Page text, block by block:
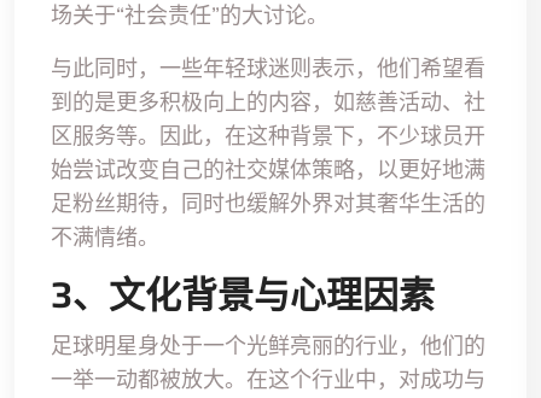
场关于“社会责任”的大讨论。
与此同时，一些年轻球迷则表示，他们希望看
到的是更多积极向上的内容，如慈善活动、社
区服务等。因此，在这种背景下，不少球员开
始尝试改变自己的社交媒体策略，以更好地满
足粉丝期待，同时也缓解外界对其奢华生活的
不满情绪。
3、文化背景与心理因素
足球明星身处于一个光鲜亮丽的行业，他们的
一举一动都被放大。在这个行业中，对成功与